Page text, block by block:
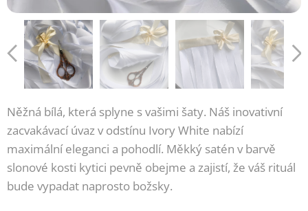
Něžná bílá, která splyne s vašimi šaty. Náš inovativní
zacvakávací úvaz v odstínu Ivory White nabízí
maximální eleganci a pohodlí. Měkký satén v barvě
slonové kosti kytici pevně obejme a zajistí, že váš rituál
bude vypadat naprosto božsky.